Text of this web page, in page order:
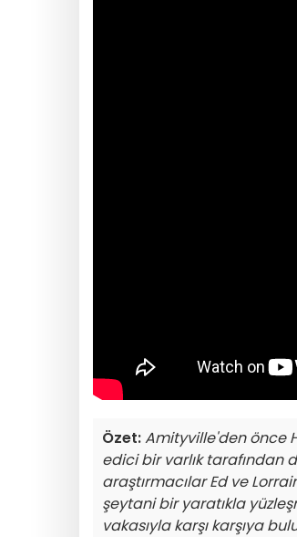
Özet:Amityville'den önce
edici bir varlık tarafından
araştırmacılar Ed ve
şeytani bir yaratıkla
vakasıyla karşı karşıya